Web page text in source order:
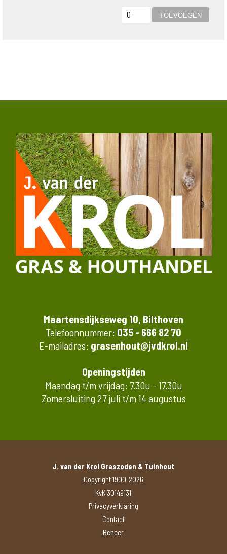
Maartensdijkseweg 10, Bilthoven
Telefoonnummer: 035 - 666 82 70
E-mailadres: grasenhout@jvdkrol.nl
Openingstijden
Maandag t/m vrijdag: 7.30u - 17.30u
Zomersluiting 27 juli t/m 14 augustus
J. van der Krol Graszoden & Tuinhout
Copyright 1900-2026
KvK 30149131
Privacyverklaring
Contact
Beheer